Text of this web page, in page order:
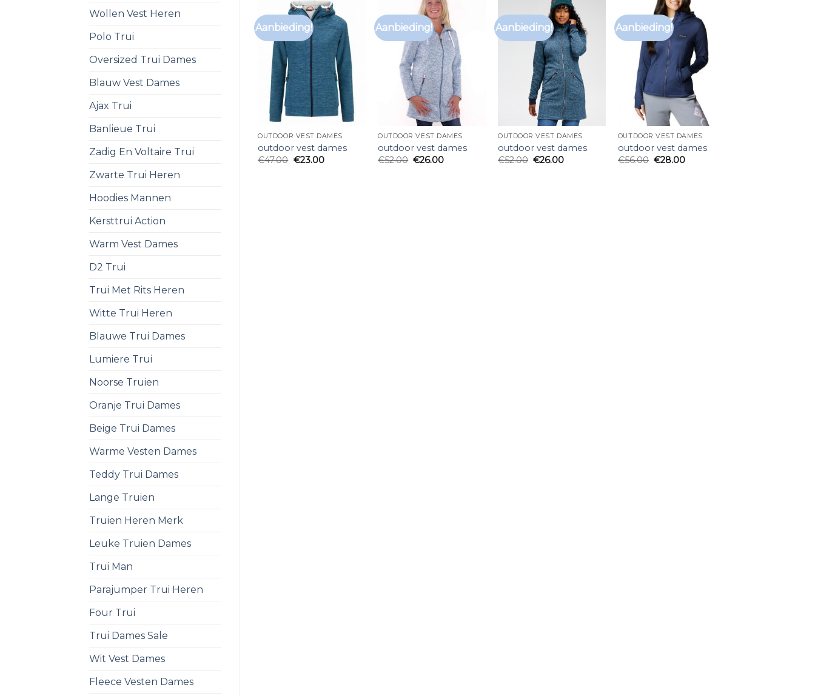
Wollen Vest Heren
Polo Trui
Oversized Trui Dames
Blauw Vest Dames
Ajax Trui
Banlieue Trui
Zadig En Voltaire Trui
Zwarte Trui Heren
Hoodies Mannen
Kersttrui Action
Warm Vest Dames
D2 Trui
Trui Met Rits Heren
Witte Trui Heren
Blauwe Trui Dames
Lumiere Trui
Noorse Truien
Oranje Trui Dames
Beige Trui Dames
Warme Vesten Dames
Teddy Trui Dames
Lange Truien
Truien Heren Merk
Leuke Truien Dames
Trui Man
Parajumper Trui Heren
Four Trui
Trui Dames Sale
Wit Vest Dames
Fleece Vesten Dames
Aanbieding!
OUTDOOR VEST DAMES
outdoor vest dames
€47.00 €23.00
Aanbieding!
OUTDOOR VEST DAMES
outdoor vest dames
€52.00 €26.00
Aanbieding!
OUTDOOR VEST DAMES
outdoor vest dames
€52.00 €26.00
Aanbieding!
OUTDOOR VEST DAMES
outdoor vest dames
€56.00 €28.00